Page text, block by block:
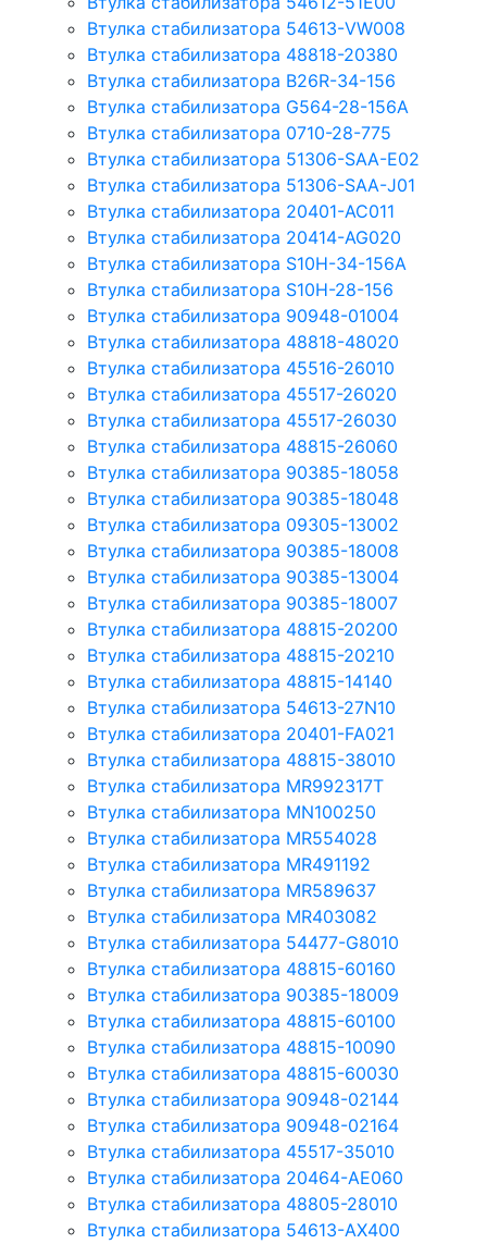
Втулка стабилизатора 54613-VW008
Втулка стабилизатора 48818-20380
Втулка стабилизатора B26R-34-156
Втулка стабилизатора G564-28-156A
Втулка стабилизатора 0710-28-775
Втулка стабилизатора 51306-SAA-E02
Втулка стабилизатора 51306-SAA-J01
Втулка стабилизатора 20401-AC011
Втулка стабилизатора 20414-AG020
Втулка стабилизатора S10H-34-156A
Втулка стабилизатора S10H-28-156
Втулка стабилизатора 90948-01004
Втулка стабилизатора 48818-48020
Втулка стабилизатора 45516-26010
Втулка стабилизатора 45517-26020
Втулка стабилизатора 45517-26030
Втулка стабилизатора 48815-26060
Втулка стабилизатора 90385-18058
Втулка стабилизатора 90385-18048
Втулка стабилизатора 09305-13002
Втулка стабилизатора 90385-18008
Втулка стабилизатора 90385-13004
Втулка стабилизатора 90385-18007
Втулка стабилизатора 48815-20200
Втулка стабилизатора 48815-20210
Втулка стабилизатора 48815-14140
Втулка стабилизатора 54613-27N10
Втулка стабилизатора 20401-FA021
Втулка стабилизатора 48815-38010
Втулка стабилизатора MR992317T
Втулка стабилизатора MN100250
Втулка стабилизатора MR554028
Втулка стабилизатора MR491192
Втулка стабилизатора MR589637
Втулка стабилизатора MR403082
Втулка стабилизатора 54477-G8010
Втулка стабилизатора 48815-60160
Втулка стабилизатора 90385-18009
Втулка стабилизатора 48815-60100
Втулка стабилизатора 48815-10090
Втулка стабилизатора 48815-60030
Втулка стабилизатора 90948-02144
Втулка стабилизатора 90948-02164
Втулка стабилизатора 45517-35010
Втулка стабилизатора 20464-AE060
Втулка стабилизатора 48805-28010
Втулка стабилизатора 54613-AX400